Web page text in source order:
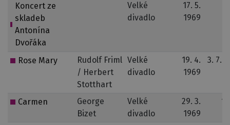
Koncert ze
skladeb
Antonína
Dvořáka
Velké
divadlo
17. 5.
1969
Rose Mary
Rudolf Friml
/ Herbert
Stotthart
Velké
divadlo
19. 4.
1969
3. 7.
Carmen
George
Bizet
Velké
divadlo
29. 3.
1969